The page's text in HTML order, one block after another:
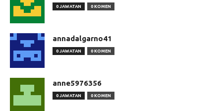
0 JAWATAN 0 KOMEN
annadalgarno41
0 JAWATAN 0 KOMEN
anne5976356
0 JAWATAN 0 KOMEN